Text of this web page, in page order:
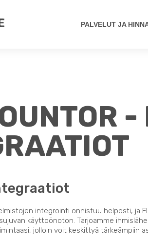
PALVELUT JA
integrointi onnistuu helposti, ja
käyttöönoton. Tarjoamme
jolloin voit keskittyä tärkeämpiin